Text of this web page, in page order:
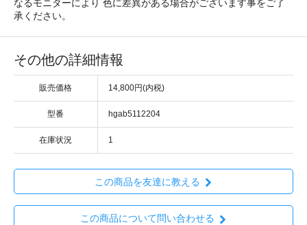
なるモニターにより 色に差異がある場合がございます事をご了
承ください。
その他の詳細情報
販売価格 14,800円(内税)
型番 hgab5112204
在庫状況 1
この商品を友達に教える
この商品について問い合わせる